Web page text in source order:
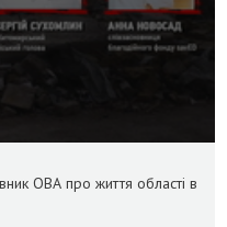
ОВА про життя області в